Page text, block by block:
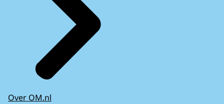
Over OM.nl